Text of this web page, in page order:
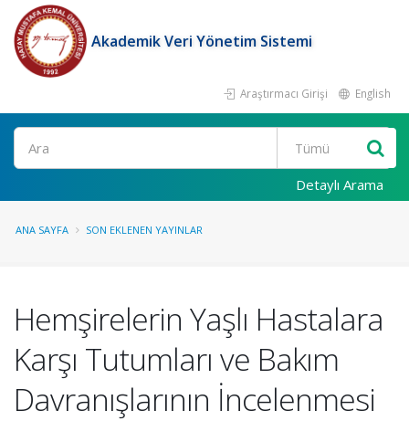
Akademik Veri Yönetim Sistemi
Araştırmacı Girişi English
Ara
Detaylı Arama
ANA SAYFA SON EKLENEN YAYINLAR
Hemşirelerin Yaşlı Hastalara
Karşı Tutumları ve Bakım
Davranışlarının İncelenmesi